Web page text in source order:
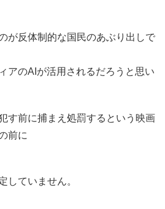
が反体制的な国民のあぶり出しで
アのAIが活用されるだろうと思い
す前に捕まえ処罰するという映画
前に
していません。